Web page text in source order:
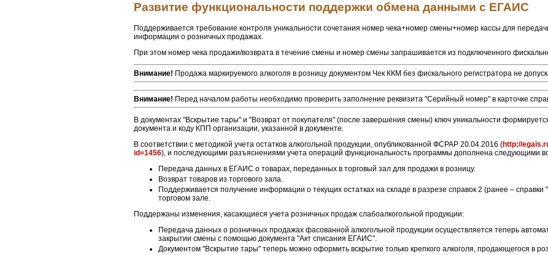
Развитие функциональности поддержки обмена данными с ЕГАИС
Поддерживается требование контроля уникальности сочетания номер чека+номер смены+номер кассы для
информации о розничных продажах.
При этом номер чека продажи/возврата в течение смены и номер смены запрашивается из подключенного
Внимание! Продажа маркируемого алкоголя в розницу документом Чек ККМ без фискального регистратора не
Внимание! Перед началом работы необходимо проверить заполнение реквизита "Серийный номер" в карточке
В документах "Вскрытие тары" и "Возврат от покупателя" (после завершения смены) ключ уникальности
документа и коду КПП организации, указанной в документе.
В соответствии с методикой учета остатков алкогольной продукции, опубликованной ФСРАР 20.04.2016 (http://
id=1456), и последующими разъяснениями учета операций функциональность программы дополнена следующими
Передача данных в ЕГАИС о товарах, переданных в торговый зал для продажи в розницу.
Возврат товаров из торгового зала.
Поддерживается получение информации о текущих остатках на складе в разрезе справок 2 (ранее – справки
торговом зале.
Поддержаны изменения, касающиеся учета розничных продаж слабоалкогольной продукции:
Передача данных о розничных продажах фасованной алкогольной продукции осуществляется теперь
закрытии смены с помощью документа "Акт списания ЕГАИС".
Документом "Вскрытие тары" теперь можно оформить вскрытие только крепкого алкоголя, продающегося в